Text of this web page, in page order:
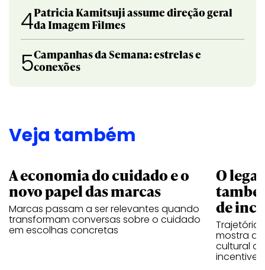
4Patricia Kamitsuji assume direção geral
da Imagem Filmes
5Campanhas da Semana: estrelas e
conexões
Veja também
A economia do cuidado e o
novo papel das marcas
Marcas passam a ser relevantes quando
transformam conversas sobre o cuidado
em escolhas concretas
O
de
Trajetória
mostra
cultural
incentive